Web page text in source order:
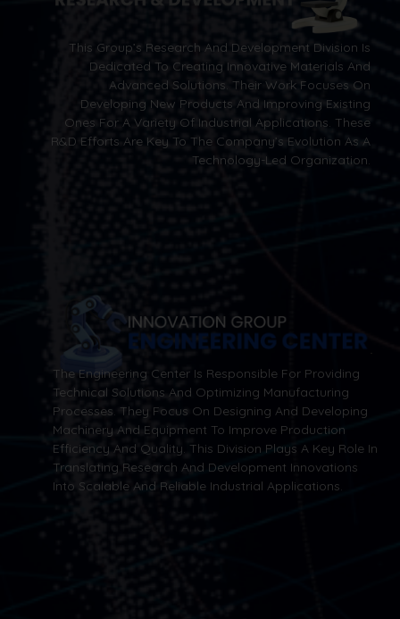
This Group’s Research And Development Division Is
Dedicated To Creating Innovative Materials And
Advanced Solutions. Their Work Focuses On
Developing New Products And Improving Existing
Ones For A Variety Of Industrial Applications. These
R&D Efforts Are Key To The Company’s Evolution As A
Technology-Led Organization.
The Engineering Center Is Responsible For Providing
Technical Solutions And Optimizing Manufacturing
Processes. They Focus On Designing And Developing
Machinery And Equipment To Improve Production
Efficiency And Quality. This Division Plays A Key Role In
Translating Research And Development Innovations
Into Scalable And Reliable Industrial Applications.